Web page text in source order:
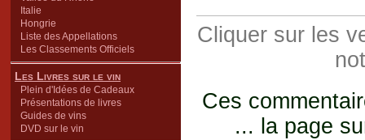
Italie
Hongrie
Liste des Appellations
Les Classements Officiels
Les Livres sur le vin
Plein d'Idées de Cadeaux
Présentations de livres
Guides de vins
DVD sur le vin
Cliquer sur les
Ces
... la page